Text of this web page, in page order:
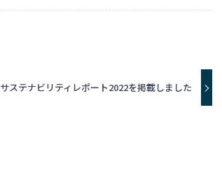
サステナビリティレポート2022を掲載しました